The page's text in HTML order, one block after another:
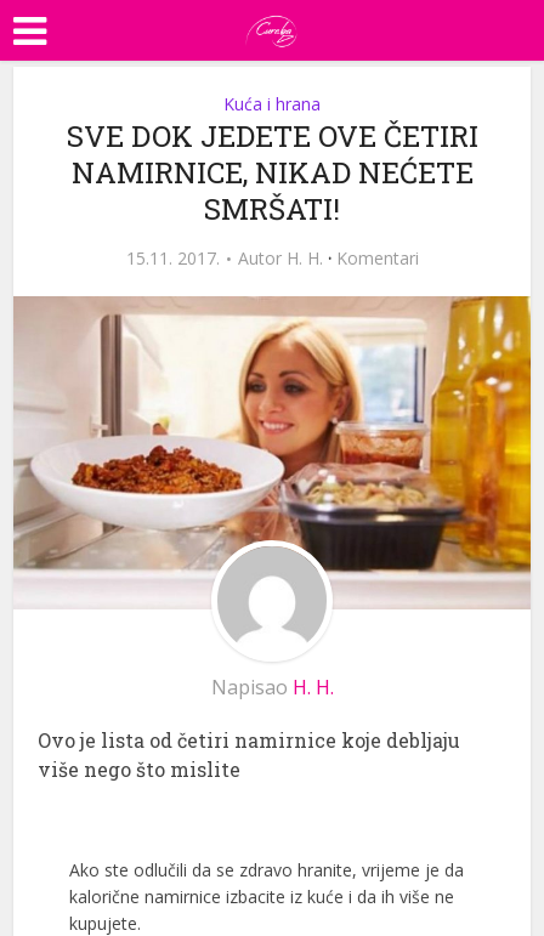
Kuća i hrana
SVE DOK JEDETE OVE ČETIRI
NAMIRNICE, NIKAD NEĆETE
SMRŠATI!
15.11. 2017. Autor H. H. · Komentari
Napisao H. H.
Ovo je lista od četiri namirnice koje debljaju
više nego što mislite
Ako ste odlučili da se zdravo hranite, vrijeme je da
kalorične namirnice izbacite iz kuće i da ih više ne
kupujete.